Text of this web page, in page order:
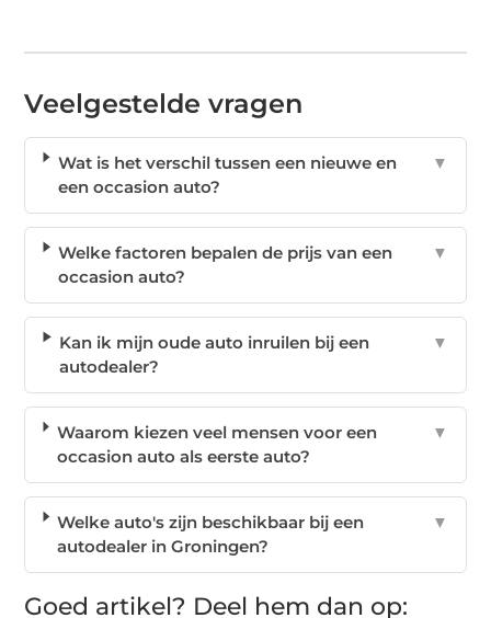
Veelgestelde vragen
Wat is het verschil tussen een nieuwe en
een occasion auto?
▼
Welke factoren bepalen de prijs van een
occasion auto?
▼
Kan ik mijn oude auto inruilen bij een
autodealer?
▼
Waarom kiezen veel mensen voor een
occasion auto als eerste auto?
▼
Welke auto's zijn beschikbaar bij een
autodealer in Groningen?
▼
Goed artikel? Deel hem dan op: